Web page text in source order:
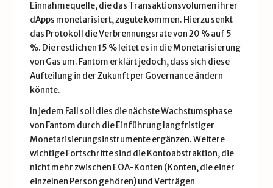
Einnahmequelle, die das Transaktionsvolumen ihrer
dApps monetarisiert, zugute kommen. Hierzu senkt
das Protokoll die Verbrennungsrate von 20 % auf 5
%. Die restlichen 15 % leitet es in die Monetarisierung
von Gas um. Fantom erklärt jedoch, dass sich diese
Aufteilung in der Zukunft per Governance ändern
könnte.
In jedem Fall soll dies die nächste Wachstumsphase
von Fantom durch die Einführung langfristiger
Monetarisierungsinstrumente ergänzen. Weitere
wichtige Fortschritte sind die Kontoabstraktion, die
nicht mehr zwischen EOA-Konten (Konten, die einer
einzelnen Person gehören) und Verträgen